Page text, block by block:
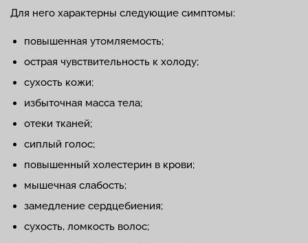
Для него характерны следующие симптомы:
повышенная утомляемость;
острая чувствительность к холоду;
сухость кожи;
избыточная масса тела;
отеки тканей;
сиплый голос;
повышенный холестерин в крови;
мышечная слабость;
замедление сердцебиения;
сухость, ломкость волос;